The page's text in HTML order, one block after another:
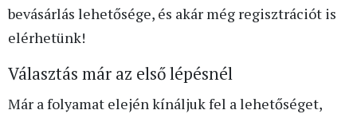
bevásárlás lehetősége, és akár még regisztrációt is
elérhetünk!
Választás már az első lépésnél
Már a folyamat elején kínáljuk fel a lehetőséget,